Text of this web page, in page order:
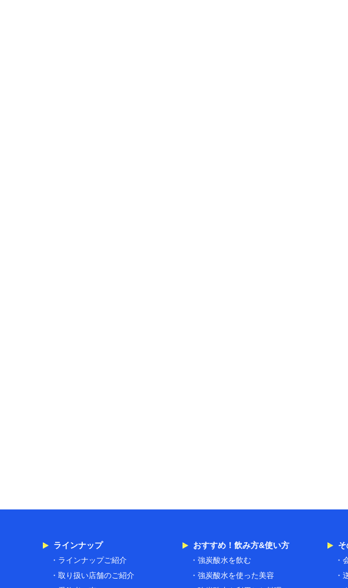
ラインナップ
ラインナップご紹介
取り扱い店舗のご紹介
おすすめ！飲み方&使い方
強炭酸水を飲む
強炭酸水を使った美容